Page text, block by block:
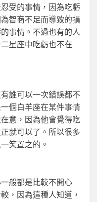
受的事情，因為吃虧
智商不足而導致的損
事情。不過也有的人
星座中吃虧也不在
誰可以一次錯誤都不
個白羊座在某件事情
意，因為他會覺得吃
就可以了。所以很多
笑置之的。
般都是比較不開心
，因為這種人知道，